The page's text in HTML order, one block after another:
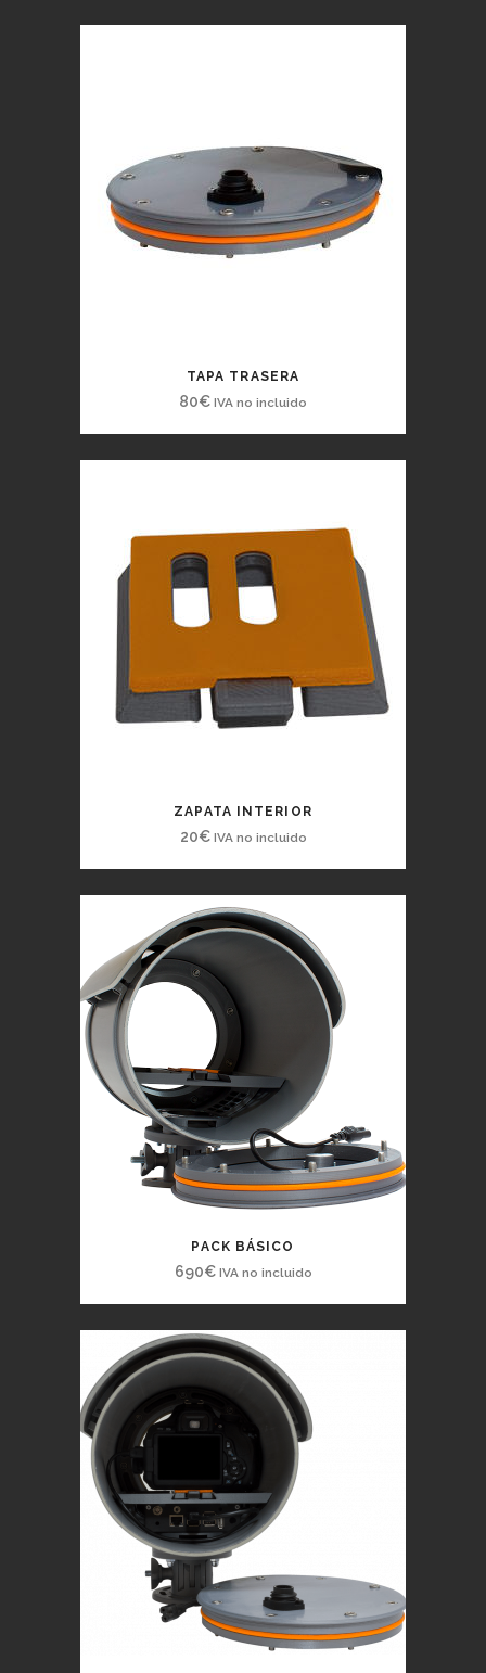
TAPA TRASERA
80€ IVA no incluido
ZAPATA INTERIOR
20€ IVA no incluido
PACK BÁSICO
690€ IVA no incluido